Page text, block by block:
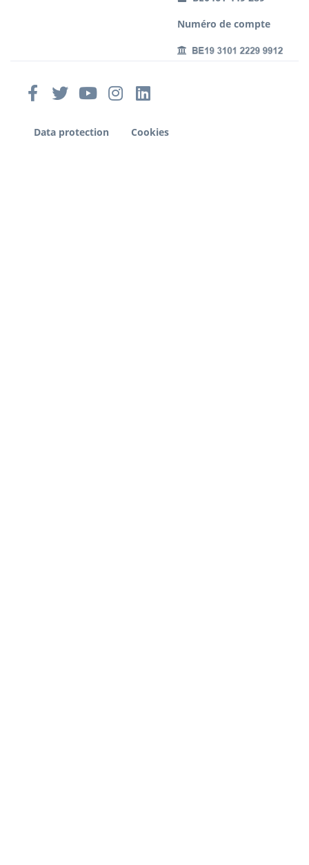
Numéro de compte
Data protection Cookies